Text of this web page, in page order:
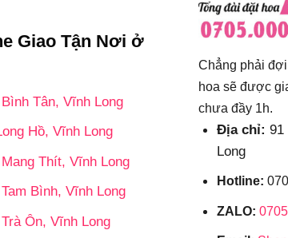
Giao Tận Nơi ở
Tân, Vĩnh Long
Hồ, Vĩnh Long
Thít, Vĩnh Long
Bình, Vĩnh Long
Ôn, Vĩnh Long
Chẳng phải
hoa sẽ được
chưa đầy 1h.
Địa chỉ: 91
Long
Hotline:
ZALO: